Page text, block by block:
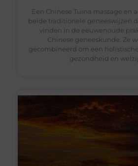
Een Chinese Tuina massage en
beide traditionele geneeswijzen
vinden in de eeuwenoude
Chinese geneeskunde. Ze
gecombineerd om een
gezondheid en